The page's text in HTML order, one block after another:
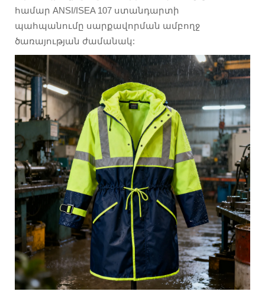
համար ANSI/ISEA 107 ստանդարտի
պահպանումը սարքավորման ամբողջ
ծառայության ժամանակ: